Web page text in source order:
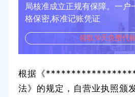
局核准成立正规有保障。一户
格保密,标准记账凭证
领取30天免费代
根据《
法》的规定，自营业执照颁